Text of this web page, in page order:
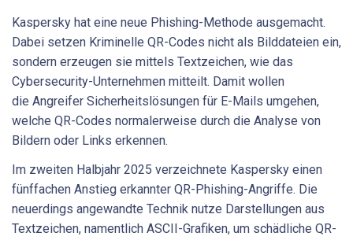
Kaspersky hat eine neue Phishing-Methode ausgemacht.
Dabei setzen Kriminelle QR-Codes nicht als Bilddateien ein,
sondern erzeugen sie mittels Textzeichen, wie das
Cybersecurity-Unternehmen mitteilt. Damit wollen
die Angreifer Sicherheitslösungen für E-Mails umgehen,
welche QR-Codes normalerweise durch die Analyse von
Bildern oder Links erkennen.
Im zweiten Halbjahr 2025 verzeichnete Kaspersky einen
fünffachen Anstieg erkannter QR-Phishing-Angriffe. Die
neuerdings angewandte Technik nutze Darstellungen aus
Textzeichen, namentlich ASCII-Grafiken, um schädliche QR-